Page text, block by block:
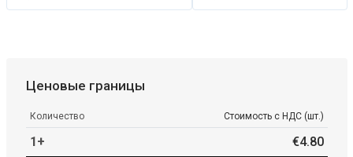
Ценовые границы
Количество Стоимость с НДС (шт.)
1+ €4.80